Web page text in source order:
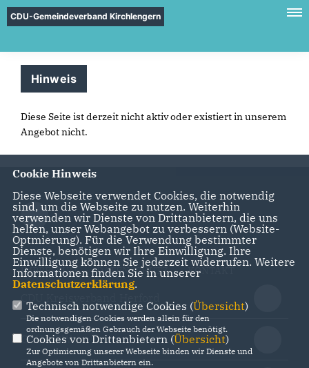
CDU-Gemeindeverband Kirchlengern
Hinweis
Diese Seite ist derzeit nicht aktiv oder existiert in unserem
Angebot nicht.
IMPRESSUM DATENSCHUTZ KONTAKT
CDU Kreisverband Herford
CDU NRW
Cookie Hinweis
Diese Webseite verwendet Cookies, die notwendig
sind, um die Webseite zu nutzen. Weiterhin
verwenden wir Dienste von Drittanbietern, die uns
helfen, unser Webangebot zu verbessern (Website-
Optmierung). Für die Verwendung bestimmter
Dienste, benötigen wir Ihre Einwilligung. Ihre
Einwilligung können Sie jederzeit widerrufen. Weitere
Informationen finden Sie in unserer
Datenschutzerklärung.
Technisch notwendige Cookies (Übersicht)
Die notwendigen Cookies werden allein für den
ordnungsgemäßen Gebrauch der Webseite benötigt.
Cookies von Drittanbietern (Übersicht)
Zur Optimierung unserer Webseite binden wir Dienste und
Angebote von Drittanbietern ein.